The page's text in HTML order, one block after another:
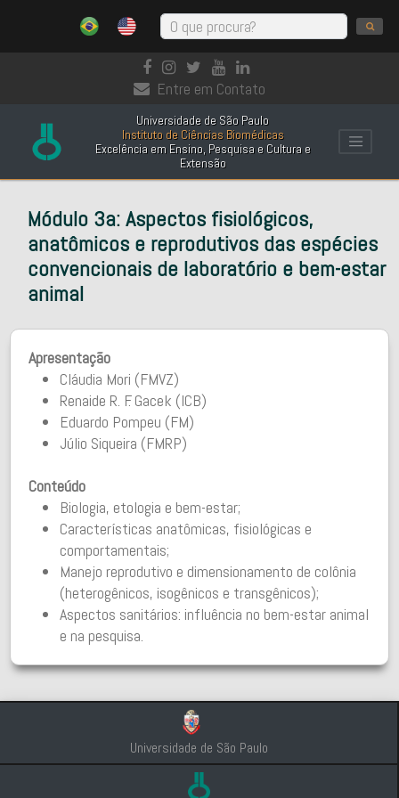
Entre em Contato
Universidade de São Paulo
Instituto de Ciências Biomédicas
Excelência em Ensino, Pesquisa e Cultura e
Extensão
Módulo 3a: Aspectos fisiológicos,
anatômicos e reprodutivos das espécies
convencionais de laboratório e bem-estar
animal
Apresentação
Cláudia Mori (FMVZ)
Renaide R. F. Gacek (ICB)
Eduardo Pompeu (FM)
Júlio Siqueira (FMRP)
Conteúdo
Biologia, etologia e bem-estar;
Características anatômicas, fisiológicas e
comportamentais;
Manejo reprodutivo e dimensionamento de colônia
(heterogênicos, isogênicos e transgênicos);
Aspectos sanitários: influência no bem-estar animal
e na pesquisa.
Universidade de São Paulo